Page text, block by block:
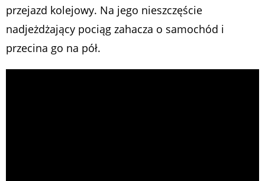
przejazd kolejowy. Na jego nieszczęście
nadjeżdżający pociąg zahacza o samochód i
przecina go na pół.